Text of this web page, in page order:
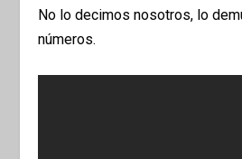
No lo decimos nosotros, lo
números.